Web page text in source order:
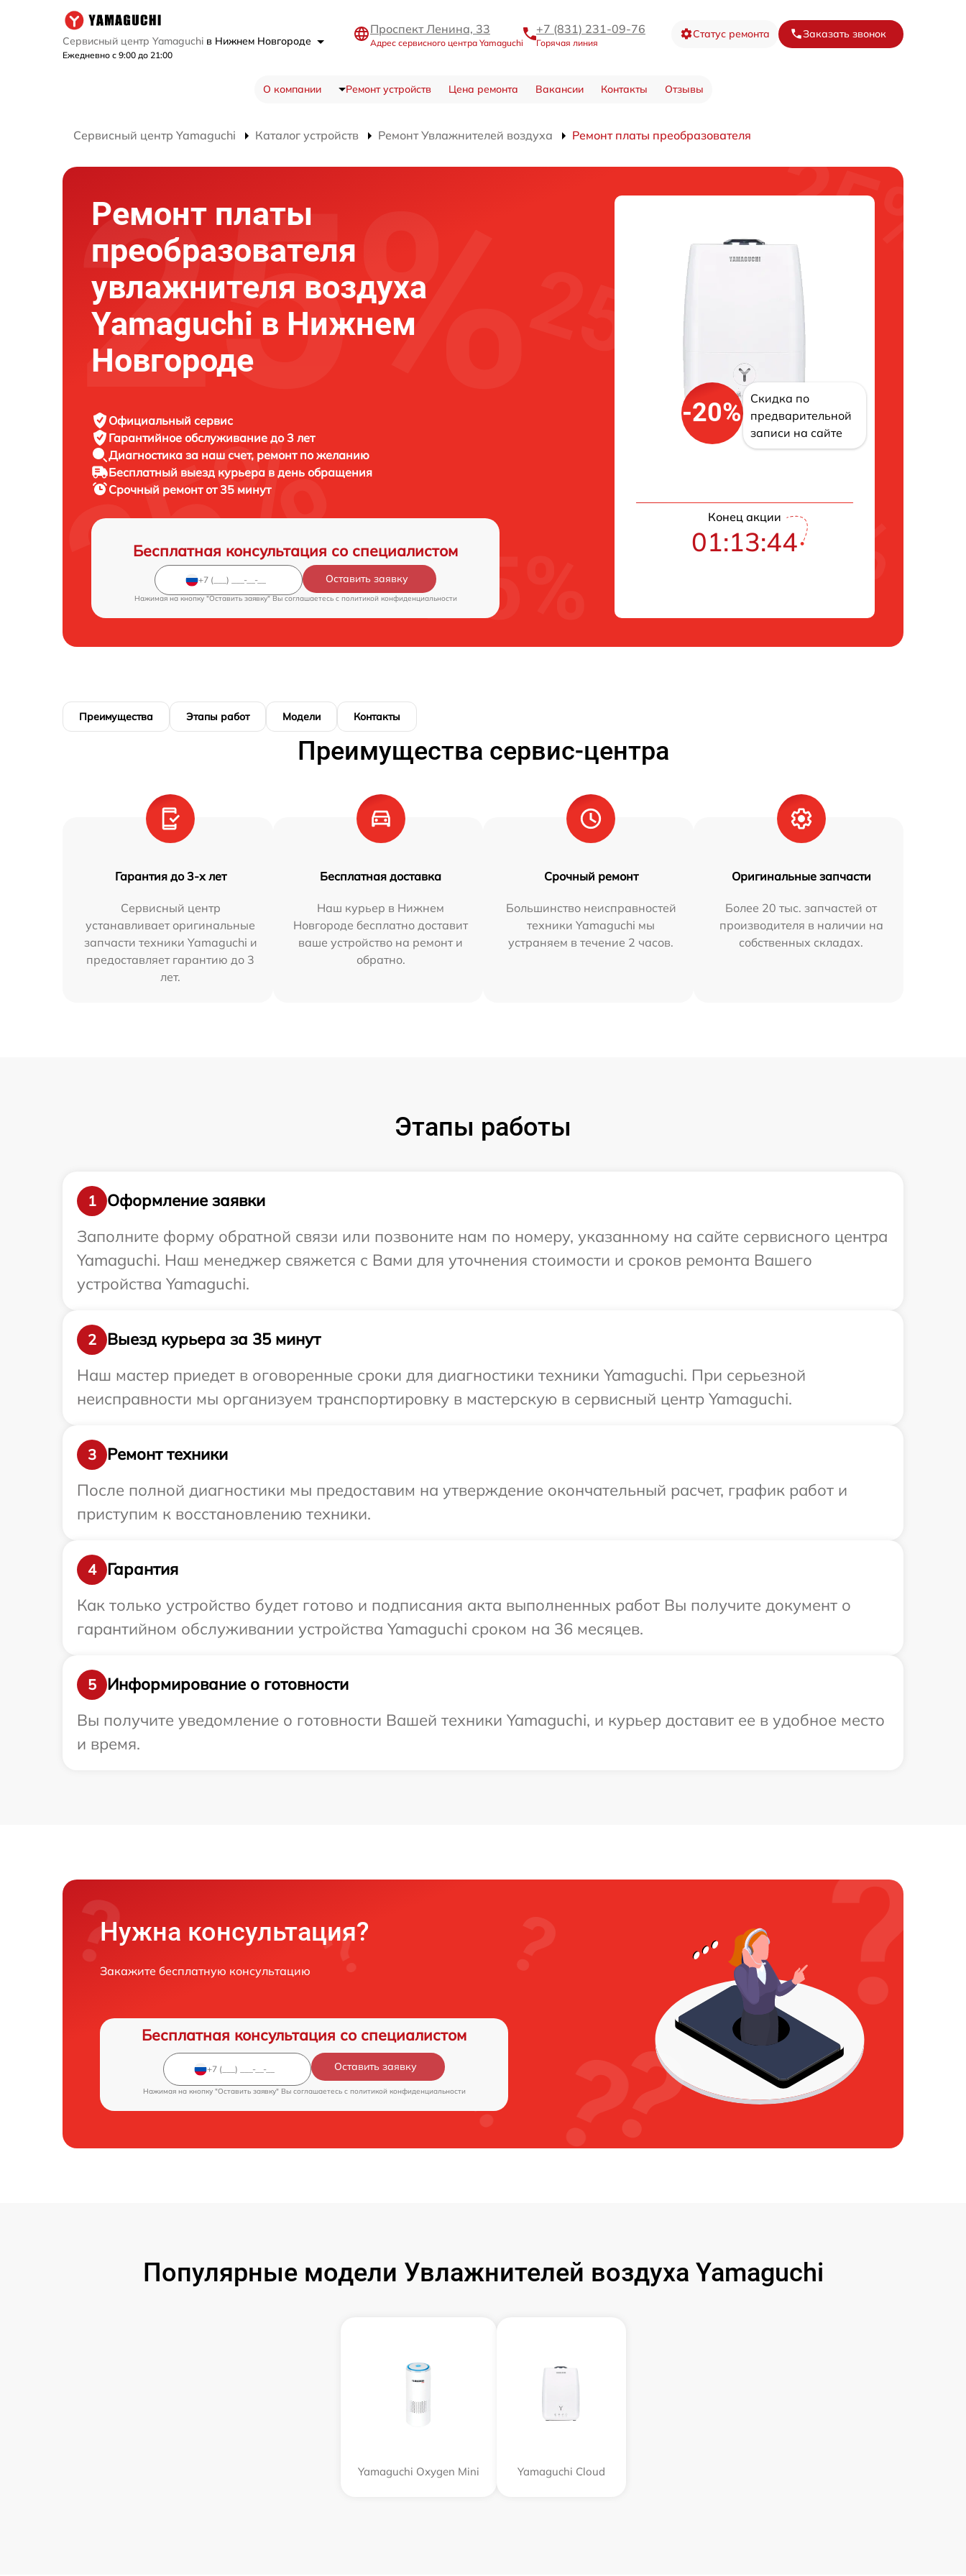
Сервисный центр Yamaguchi в Нижнем Новгороде
Ежедневно с 9:00 до 21:00
Проспект Ленина, 33
Адрес сервисного центра Yamaguchi
+7 (831) 231-09-76
Горячая линия
Статус ремонта Заказать звонок
О компании Ремонт устройств Цена ремонта Вакансии Контакты Отзывы
Сервисный центр Yamaguchi Каталог устройств Ремонт Увлажнителей воздуха Ремонт платы преобразователя
Ремонт платы
преобразователя
увлажнителя воздуха
Yamaguchi в Нижнем
Новгороде
Официальный сервис
Гарантийное обслуживание до 3 лет
Диагностика за наш счет, ремонт по желанию
Бесплатный выезд курьера в день обращения
Срочный ремонтот 35 минут
Бесплатная консультация со специалистом
Оставить заявку
Нажимая на кнопку "Оставить заявку" Вы соглашаетесь c политикой конфиденциальности
-20%
Скидка по
предварительной
записи на сайте
Конец акции
01:13:43
Преимущества Этапы работ Модели Контакты
Преимущества сервис-центра
Гарантия до 3-х лет
Сервисный центр
устанавливает оригинальные
запчасти техники Yamaguchi и
предоставляет гарантию до 3
лет.
Бесплатная доставка
Наш курьер в Нижнем
Новгороде бесплатно доставит
ваше устройство на ремонт и
обратно.
Срочный ремонт
Большинство неисправностей
техники Yamaguchi мы
устраняем в течение 2 часов.
Оригинальные запчасти
Более 20 тыс. запчастей от
производителя в наличии на
собственных складах.
Этапы работы
1
Оформление заявки
Заполните форму обратной связи или позвоните нам по номеру, указанному на сайте сервисного центра
Yamaguchi. Наш менеджер свяжется с Вами для уточнения стоимости и сроков ремонта Вашего
устройства Yamaguchi.
2
Выезд курьера за 35 минут
Наш мастер приедет в оговоренные сроки для диагностики техники Yamaguchi. При серьезной
неисправности мы организуем транспортировку в мастерскую в сервисный центр Yamaguchi.
3
Ремонт техники
После полной диагностики мы предоставим на утверждение окончательный расчет, график работ и
приступим к восстановлению техники.
4
Гарантия
Как только устройство будет готово и подписания акта выполненных работ Вы получите документ о
гарантийном обслуживании устройства Yamaguchi сроком на 36 месяцев.
5
Информирование о готовности
Вы получите уведомление о готовности Вашей техники Yamaguchi, и курьер доставит ее в удобное место
и время.
Нужна консультация?
Закажите бесплатную консультацию
Бесплатная консультация со специалистом
Оставить заявку
Нажимая на кнопку "Оставить заявку" Вы соглашаетесь c политикой конфиденциальности
Популярные модели Увлажнителей воздуха Yamaguchi
Yamaguchi Oxygen Mini Yamaguchi Cloud